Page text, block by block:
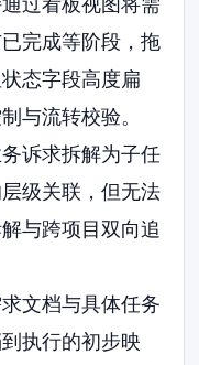
完成等阶段，拖
态字段高度扁
与流转校验。
诉求拆解为子任
级关联，但无法
与跨项目双向追
文档与具体任务
执行的初步映